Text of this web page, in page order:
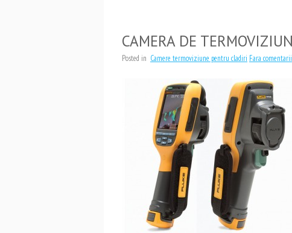
CAMERA DE
Posted in Camere termoviziune pentru cladiri Fara comentarii